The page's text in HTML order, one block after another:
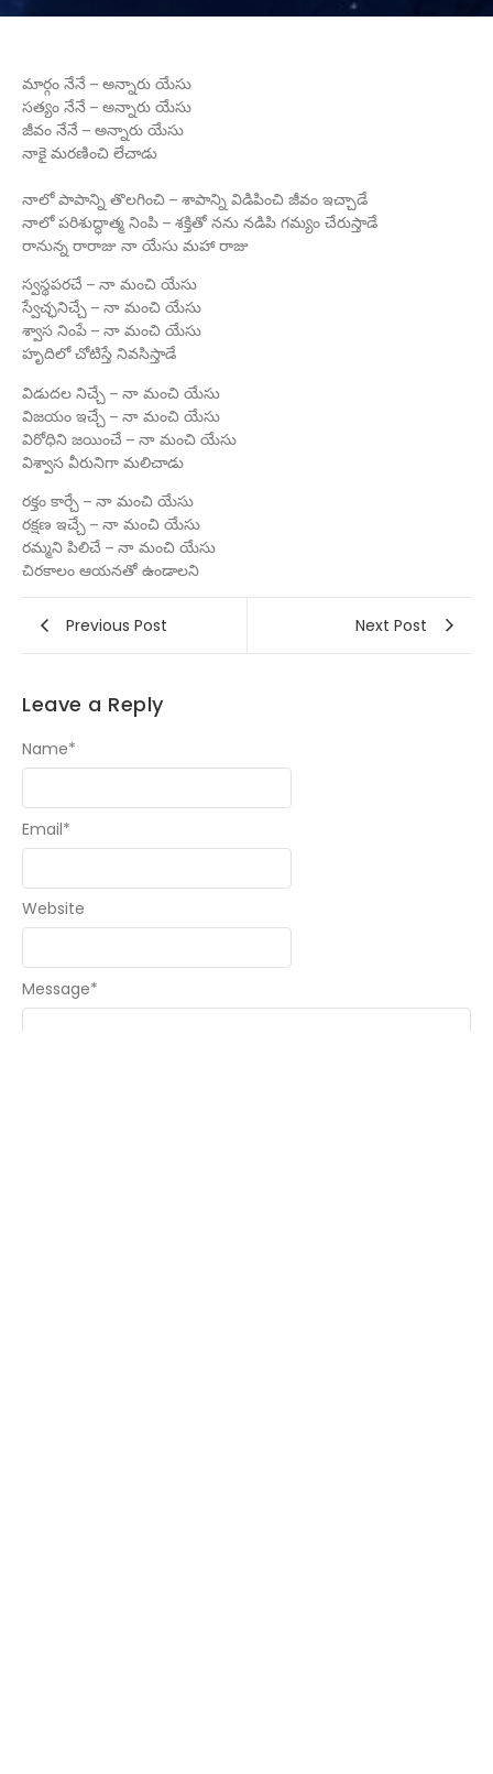
మార్గం నేనే – అన్నారు యేసు
సత్యం నేనే – అన్నారు యేసు
జీవం నేనే – అన్నారు యేసు
నాకై మరణించి లేచాడు
నాలో పాపాన్ని తొలగించి – శాపాన్ని విడిపించి జీవం ఇచ్చాడే
నాలో పరిశుద్ధాత్మ నింపి – శక్తితో నను నడిపి గమ్యం చేరుస్తాడే
రానున్న రారాజు నా యేసు మహా రాజు
స్వస్థపరచే – నా మంచి యేసు
స్వేచ్ఛనిచ్చే – నా మంచి యేసు
శ్వాస నింపే – నా మంచి యేసు
హృదిలో చోటిస్తే నివసిస్తాడే
విడుదల నిచ్చే – నా మంచి యేసు
విజయం ఇచ్చే – నా మంచి యేసు
విరోధిని జయించే – నా మంచి యేసు
విశ్వాస వీరునిగా మలిచాడు
రక్తం కార్చే – నా మంచి యేసు
రక్షణ ఇచ్చే – నా మంచి యేసు
రమ్మని పిలిచే – నా మంచి యేసు
చిరకాలం ఆయనతో ఉండాలని
Previous Post Next Post
Leave a Reply
Message*
Name*
Email*
Website